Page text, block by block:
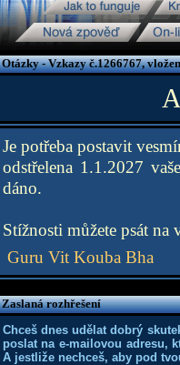
Otázky - Vzkazy č.1266767,
Je potřeba postavit
odstřelena 1.1.2027
dáno.
Stížnosti můžete psát
Guru Vit Kouba Bha
Zaslaná rozhřešení
Chceš dnes udělat dobrý
poslat na e-mailovou adresu,
A jestliže nechceš, aby pod